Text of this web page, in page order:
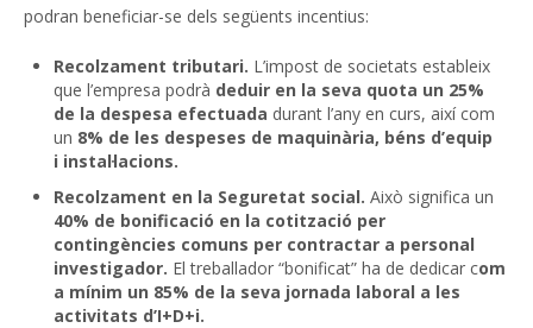
podran beneficiar-se dels següents incentius:
Recolzament tributari. L’impost de societats estableix
que l’empresa podrà deduir en la seva quota un 25%
de la despesa efectuada durant l’any en curs, així com
un 8% de les despeses de maquinària, béns d’equip
i instal·lacions.
Recolzament en la Seguretat social. Això significa un
40% de bonificació en la cotització per
contingències comuns per contractar a personal
investigador. El treballador “bonificat” ha de dedicar com
a mínim un 85% de la seva jornada laboral a les
activitats d’I+D+i.​